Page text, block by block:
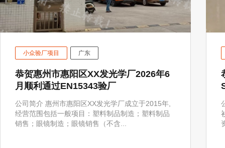
小众验厂项目 广东
恭贺惠州市惠阳区XX发光学厂2026年6
月顺利通过EN15343验厂
公司简介 惠州市惠阳区XX发光学厂成立于2015年,
经营范围包括一般项目：塑料制品制造；塑料制品
销售；眼镜制造；眼镜销售（不含...